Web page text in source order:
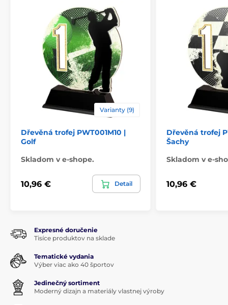
Varianty (9)
Dřevěná trofej PWT001M10 |
Golf
Skladom v e-shope.
10,96 € Detail
Dřevěná trofej
Šachy
Skladom v e-
10,96 €
Expresné doručenie
Tisíce produktov na sklade
Tematické vydania
Výber viac ako 40 športov
Jedinečný sortiment
Moderný dizajn a materiály vlastnej výroby